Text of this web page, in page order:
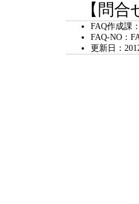
【問
FAQ作成課
FAQ-NO：
更新日：